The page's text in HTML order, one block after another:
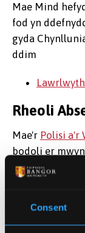
Consent
Mae Mind
fod yn
gyda
ddim
Rheoli
Mae'r Polisi a'r
bodoli er
absenoldeb